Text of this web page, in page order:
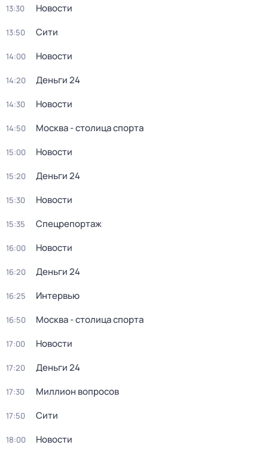
13:30 Новости
13:50 Сити
14:00 Новости
14:20 Деньги 24
14:30 Новости
14:50 Москва - столица спорта
15:00 Новости
15:20 Деньги 24
15:30 Новости
15:35 Спецрепортаж
16:00 Новости
16:20 Деньги 24
16:25 Интервью
16:50 Москва - столица спорта
17:00 Новости
17:20 Деньги 24
17:30 Миллион вопросов
17:50 Сити
18:00 Новости